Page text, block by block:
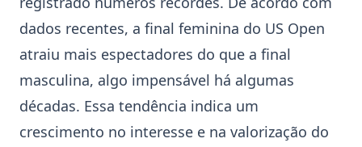
dados recentes, a final feminina do US Open
atraiu mais espectadores do que a final
masculina, algo impensável há algumas
décadas. Essa tendência indica um
crescimento no interesse e na valorização do